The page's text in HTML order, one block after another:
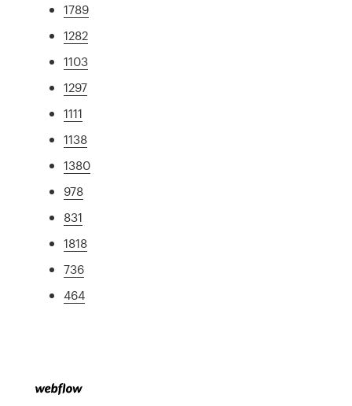
1789
1282
1103
1297
1111
1138
1380
978
831
1818
736
464